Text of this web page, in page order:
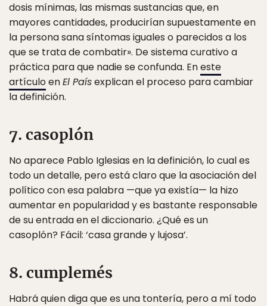
dosis mínimas, las mismas sustancias que, en
mayores cantidades, producirían supuestamente en
la persona sana síntomas iguales o parecidos a los
que se trata de combatir». De sistema curativo a
práctica para que nadie se confunda. Eneste
artículoenEl Paísexplican el proceso para cambiar
la definición.
7. casoplón
No aparece Pablo Iglesias en la definición, lo cual es
todo un detalle, pero está claro que la asociación del
político con esa palabra —que ya existía— la hizo
aumentar en popularidad y es bastante responsable
de su entrada en el diccionario. ¿Qué es un
casoplón? Fácil: ‘casa grande y lujosa’.
8. cumplemés
Habrá quien diga que es una tontería, pero a mí todo